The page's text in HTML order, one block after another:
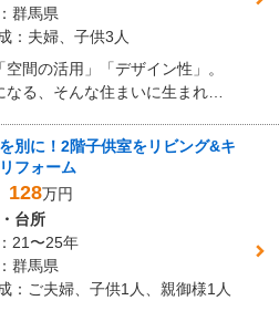
群馬県
：夫婦、子供3人
間の活用」「デザイン性」。
る、そんな住まいに生まれ変
別に！2階子供室をリビング&キ
フォーム
128万円
台所
21〜25年
群馬県
：ご夫婦、子供1人、親御様1人